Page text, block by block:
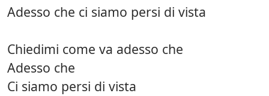
Adesso che ci siamo persi di vista
Chiedimi come va adesso che
Adesso che
Ci siamo persi di vista